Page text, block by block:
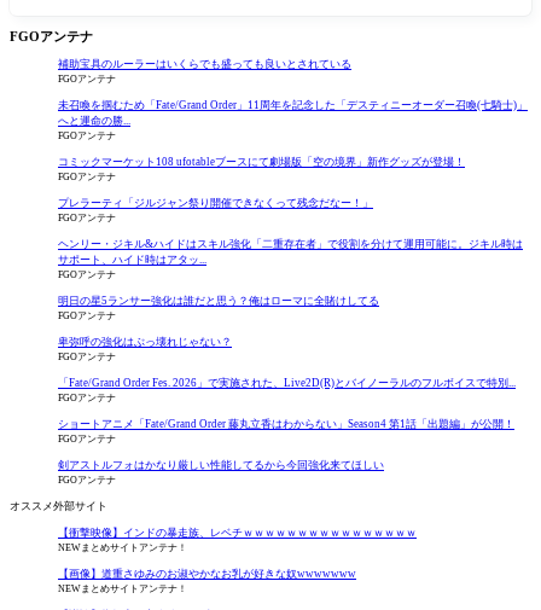
FGOアンテナ
補助宝具のルーラーはいくらでも盛っても良いとされている
FGOアンテナ
未召喚を掴むため「Fate/Grand Order」11周年を記念した「デスティニーオーダー召喚(七騎士)」
へと運命の勝...
FGOアンテナ
コミックマーケット108 ufotableブースにて劇場版「空の境界」新作グッズが登場！
FGOアンテナ
プレラーティ「ジルジャン祭り開催できなくって残念だなー！」
FGOアンテナ
ヘンリー・ジキル&ハイドはスキル強化「二重存在者」で役割を分けて運用可能に。ジキル時は
サポート、ハイド時はアタッ...
FGOアンテナ
明日の星5ランサー強化は誰だと思う？俺はローマに全賭けしてる
FGOアンテナ
卑弥呼の強化はぶっ壊れじゃない？
FGOアンテナ
「Fate/Grand Order Fes. 2026」で実施された、Live2D(R)とバイノーラルのフルボイスで特別...
FGOアンテナ
ショートアニメ「Fate/Grand Order 藤丸立香はわからない」Season4 第1話「出題編」が公開！
FGOアンテナ
剣アストルフォはかなり厳しい性能してるから今回強化来てほしい
FGOアンテナ
オススメ外部サイト
【衝撃映像】インドの暴走族、レベチｗｗｗｗｗｗｗｗｗｗｗｗｗｗｗｗ
NEWまとめサイトアンテナ！
【画像】道重さゆみのお淑やかなお乳が好きな奴wwwwwww
NEWまとめサイトアンテナ！